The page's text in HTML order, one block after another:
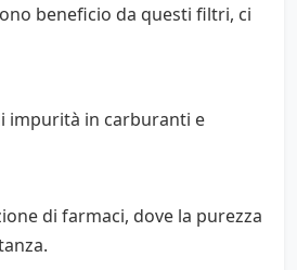
beneficio da questi filtri, ci
impurità in carburanti e
di farmaci, dove la purezza